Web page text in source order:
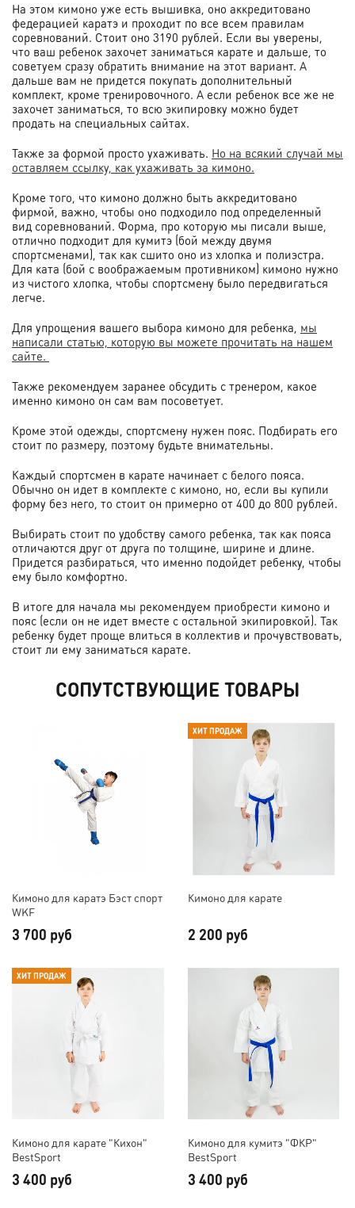
На этом кимоно уже есть вышивка, оно аккредитовано
федерацией каратэ и проходит по все всем правилам
соревнований. Стоит оно 3190 рублей. Если вы уверены,
что ваш ребенок захочет заниматься карате и дальше, то
советуем сразу обратить внимание на этот вариант. А
дальше вам не придется покупать дополнительный
комплект, кроме тренировочного. А если ребенок все же не
захочет заниматься, то всю экипировку можно будет
продать на специальных сайтах.
Также за формой просто ухаживать. Но на всякий случай мы
оставляем ссылку, как ухаживать за кимоно.
Кроме того, что кимоно должно быть аккредитовано
фирмой, важно, чтобы оно подходило под определенный
вид соревнований. Форма, про которую мы писали выше,
отлично подходит для кумитэ (бой между двумя
спортсменами), так как сшито оно из хлопка и полиэстра.
Для ката (бой с воображаемым противником) кимоно нужно
из чистого хлопка, чтобы спортсмену было передвигаться
легче.
Для упрощения вашего выбора кимоно для ребенка, мы
написали статью, которую вы можете прочитать на нашем
сайте.
Также рекомендуем заранее обсудить с тренером, какое
именно кимоно он сам вам посоветует.
Кроме этой одежды, спортсмену нужен пояс. Подбирать его
стоит по размеру, поэтому будьте внимательны.
Каждый спортсмен в карате начинает с белого пояса.
Обычно он идет в комплекте с кимоно, но, если вы купили
форму без него, то стоит он примерно от 400 до 800 рублей.
Выбирать стоит по удобству самого ребенка, так как пояса
отличаются друг от друга по толщине, ширине и длине.
Придется разбираться, что именно подойдет ребенку, чтобы
ему было комфортно.
В итоге для начала мы рекомендуем приобрести кимоно и
пояс (если он не идет вместе с остальной экипировкой). Так
ребенку будет проще влиться в коллектив и прочувствовать,
стоит ли ему заниматься карате.
СОПУТСТВУЮЩИЕ ТОВАРЫ
Кимоно для каратэ Бэст спорт
WKF
3 700 руб
ХИТ ПРОДАЖ
Кимоно для карате
2 200 руб
ХИТ ПРОДАЖ
Кимоно для карате "Кихон"
BestSport
3 400 руб
Кимоно для кумитэ "ФКР"
BestSport
3 400 руб